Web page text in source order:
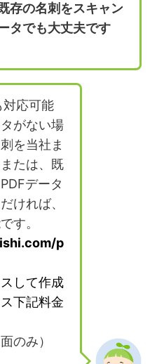
存の名刺をスキャン
タでも大丈夫です
対応可能
がない場
を当社ま
たは、既
データ
ければ、
す。
p
して作成
下記料金
のみ）